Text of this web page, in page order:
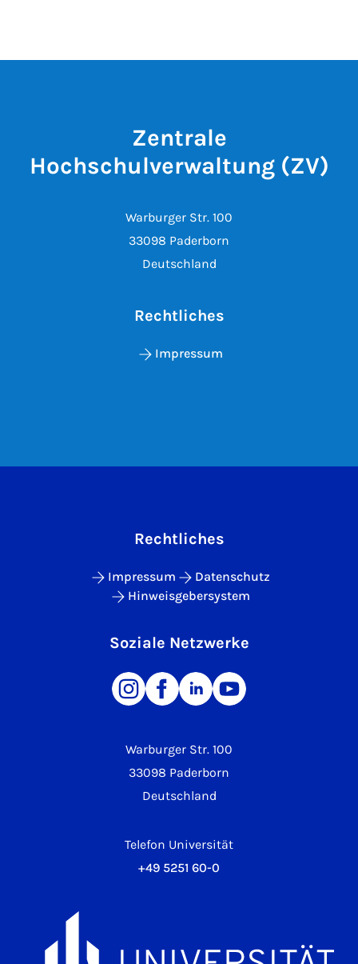
Zentrale
Hochschulverwaltung (ZV)
Warburger Str. 100
33098 Paderborn
Deutschland
Rechtliches
Impressum
Warburger Str. 100
33098 Paderborn
Deutschland
Telefon Universität
+49 5251 60-0
Rechtliches
Impressum
Datenschutz
Hinweisgebersystem
Soziale Netzwerke